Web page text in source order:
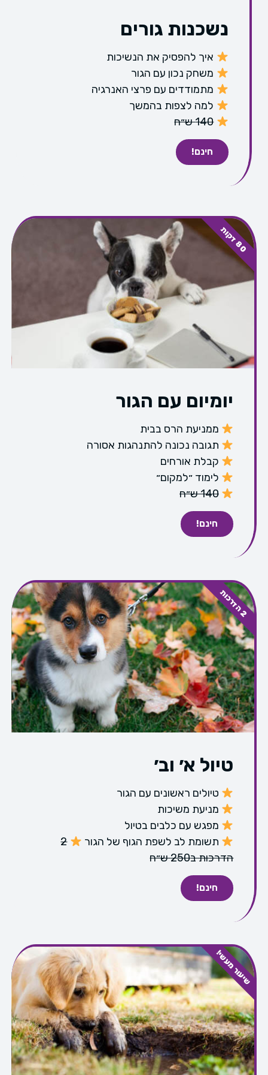
נשכנות גורים
איך להפסיק את הנשיכות
משחק נכון עם הגור
מתמודדים עם פרצי האנרגיה
למה לצפות בהמשך
140 ש״ח
חינם!
יומיום עם הגור
ממניעת הרס בבית
תגובה נכונה להתנהגות אסורה
קבלת אורחים
לימוד ״למקום״
140 ש״ח
חינם!
8
0
ד
ק
ו
ת
טיול א׳ וב׳
טיולים ראשונים עם הגור
מניעת משיכות
מפגש עם כלבים בטיול
תשומת לב לשפת הגוף של הגור
2
הדרכות ב250 ש״ח
חינם!
2
ה
ד
ר
כ
ו
ת
שיעור מעשי!